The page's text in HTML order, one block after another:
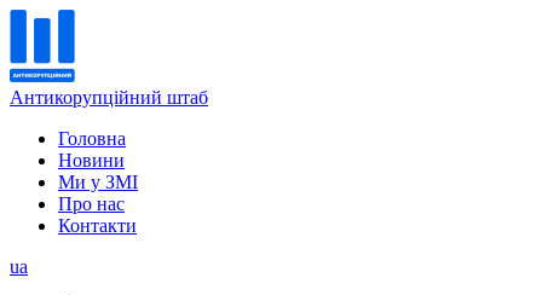
Антикорупційний штаб
Головна
Новини
Ми у ЗМІ
Про нас
Контакти
ua